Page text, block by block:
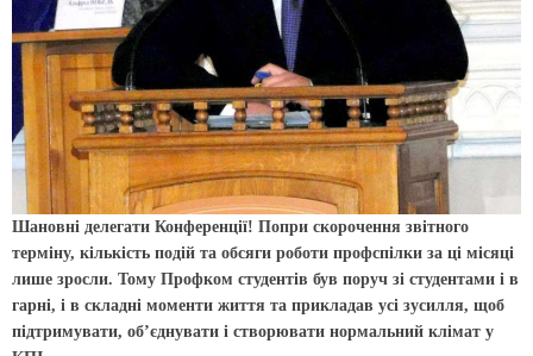
Шановні делегати Конференції! Попри скорочення звітного
терміну, кількість подій та обсяги роботи профспілки за ці місяці
лише зросли. Тому Профком студентів був поруч зі студентами і в
гарні, і в складні моменти життя та прикладав усі зусилля, щоб
підтримувати, об’єднувати і створювати нормальний клімат у